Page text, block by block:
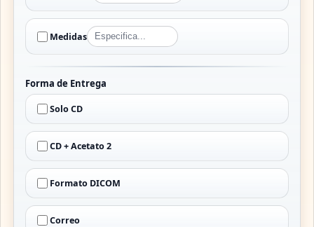
Medidas
Forma de Entrega
Solo CD
CD + Acetato 2
Formato DICOM
Correo